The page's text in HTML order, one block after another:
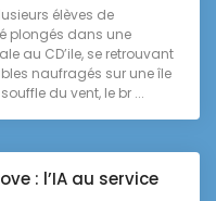
élèves de
plongés dans une
au CD’ile, se retrouvant
naufragés sur une île
du vent, le br ...
: l’IA au service